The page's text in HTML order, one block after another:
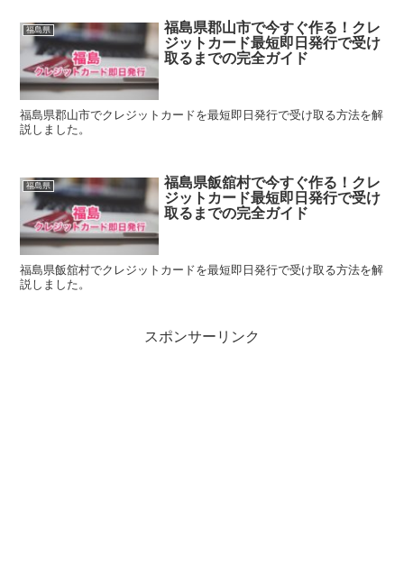
福島県
福島県郡山市で今すぐ作る！クレ
ジットカード最短即日発行で受け
取るまでの完全ガイド
福島県郡山市でクレジットカードを最短即日発行で受け取る方法を解
説しました。
福島県
福島県飯舘村で今すぐ作る！クレ
ジットカード最短即日発行で受け
取るまでの完全ガイド
福島県飯舘村でクレジットカードを最短即日発行で受け取る方法を解
説しました。
スポンサーリンク